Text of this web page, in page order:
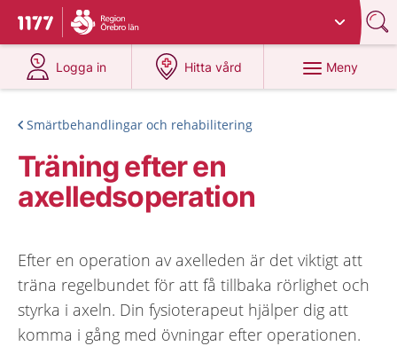
Till startsidan för 1177
Du har valt region
Logga in
på 1177.se
Hitta vård
på 1177.se
Meny
Smärtbehandlingar och rehabilitering
Träning efter en
axelledsoperation
Efter en operation av axelleden är det viktigt att
träna regelbundet för att få tillbaka rörlighet och
styrka i axeln. Din fysioterapeut hjälper dig att
komma i gång med övningar efter operationen.